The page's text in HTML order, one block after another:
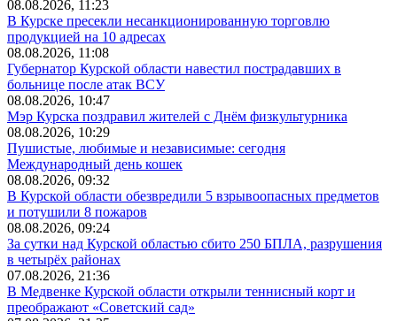
08.08.2026, 11:23
В Курске пресекли несанкционированную торговлю
продукцией на 10 адресах
08.08.2026, 11:08
Губернатор Курской области навестил пострадавших в
больнице после атак ВСУ
08.08.2026, 10:47
Мэр Курска поздравил жителей с Днём физкультурника
08.08.2026, 10:29
Пушистые, любимые и независимые: сегодня
Международный день кошек
08.08.2026, 09:32
В Курской области обезвредили 5 взрывоопасных предметов
и потушили 8 пожаров
08.08.2026, 09:24
За сутки над Курской областью сбито 250 БПЛА, разрушения
в четырёх районах
07.08.2026, 21:36
В Медвенке Курской области открыли теннисный корт и
преображают «Советский сад»